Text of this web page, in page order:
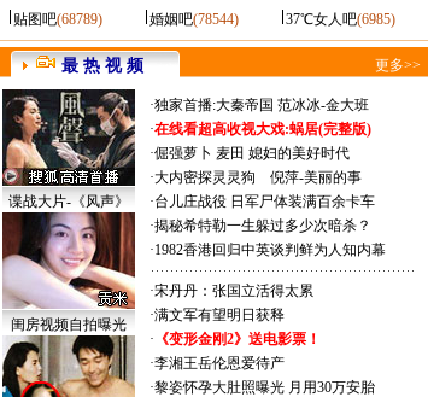
贴图吧(68789) 婚姻吧(78544) 37℃女人吧(6985)
最 热 视 频 更多>>
谍战大片-《风声》
闺房视频自拍曝光
·独家首播:大秦帝国 范冰冰-金大班
·在线看超高收视大戏:蜗居(完整版)
·倔强萝卜 麦田 媳妇的美好时代
·大内密探灵灵狗
倪萍-美丽的事
·台儿庄战役 日军尸体装满百余卡车
·揭秘希特勒一生躲过多少次暗杀？
·1982香港回归中英谈判鲜为人知内幕
·宋丹丹：张国立活得太累
·满文军有望明日获释
· 《变形金刚2》送电影票！
·李湘王岳伦恩爱待产
·黎姿怀孕大肚照曝光 月用30万安胎